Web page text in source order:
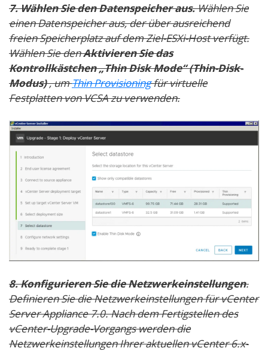
7. Wählen Sie den Datenspeicher aus.Wählen Sie
einen Datenspeicher aus, der über ausreichend
freien Speicherplatz auf dem Ziel-ESXi-Host verfügt.
Wählen Sie denAktivieren Sie das
Kontrollkästchen „Thin Disk Mode“ (Thin-Disk-
Modus), umThin Provisioningfür virtuelle
Festplatten von VCSA zu verwenden.
8. Konfigurieren Sie die Netzwerkeinstellungen.
Definieren Sie die Netzwerkeinstellungen für vCenter
Server Appliance 7.0. Nach dem Fertigstellen des
vCenter-Upgrade-Vorgangs werden die
Netzwerkeinstellungen Ihrer aktuellen vCenter 6.x-